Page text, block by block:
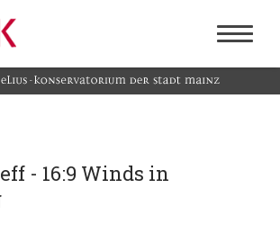
- 16:9 Winds in